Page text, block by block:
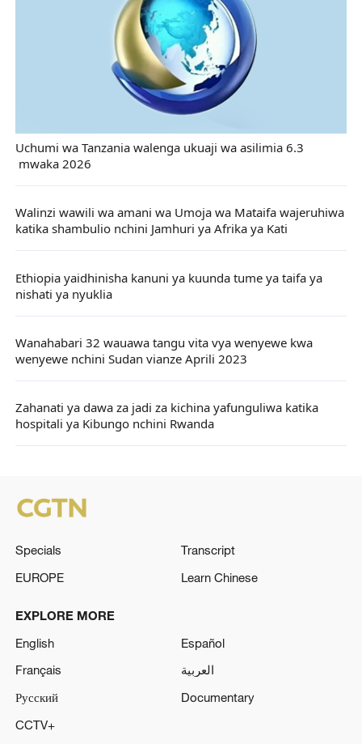
Uchumi wa Tanzania walenga ukuaji wa asilimia 6.3
mwaka 2026
Walinzi wawili wa amani wa Umoja wa Mataifa wajeruhiwa
katika shambulio nchini Jamhuri ya Afrika ya Kati
Ethiopia yaidhinisha kanuni ya kuunda tume ya taifa ya
nishati ya nyuklia
Wanahabari 32 wauawa tangu vita vya wenyewe kwa
wenyewe nchini Sudan vianze Aprili 2023
Zahanati ya dawa za jadi za kichina yafunguliwa katika
hospitali ya Kibungo nchini Rwanda
Specials
Transcript
EUROPE
Learn Chinese
EXPLORE MORE
English
Español
Français
العربية
Русский
Documentary
CCTV+